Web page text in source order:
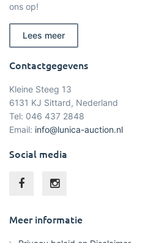
ons op!
Lees meer
Contactgegevens
Kleine Steeg 13
6131 KJ Sittard, Nederland
Tel: 046 437 2848
Email: info@lunica-auction.nl
Social media
Meer informatie